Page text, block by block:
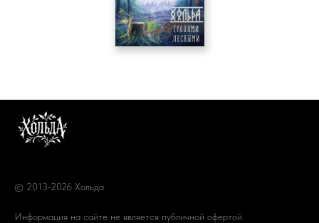
© 2013-2026 Хольда
Информация на сайте не является публичной офертой.